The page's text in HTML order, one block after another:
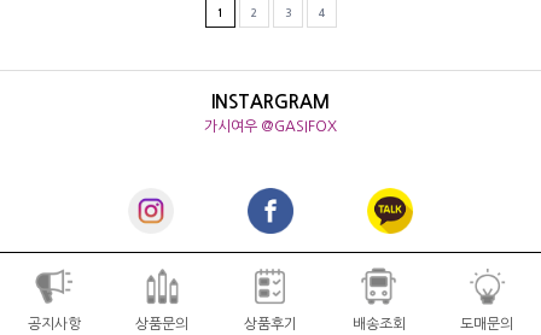
1 2 3 4
INSTARGRAM
가시여우 @GASIFOX
공지사항 상품문의 상품후기 배송조회 도매문의